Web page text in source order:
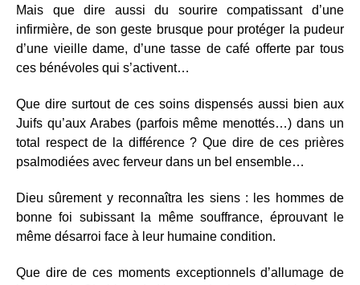
Mais que dire aussi du sourire compatissant d’une
infirmière, de son geste brusque pour protéger la pudeur
d’une vieille dame, d’une tasse de café offerte par tous
ces bénévoles qui s’activent…
Que dire surtout de ces soins dispensés aussi bien aux
Juifs qu’aux Arabes (parfois même menottés…) dans un
total respect de la différence ? Que dire de ces prières
psalmodiées avec ferveur dans un bel ensemble…
Dieu sûrement y reconnaîtra les siens : les hommes de
bonne foi subissant la même souffrance, éprouvant le
même désarroi face à leur humaine condition.
Que dire de ces moments exceptionnels d’allumage de